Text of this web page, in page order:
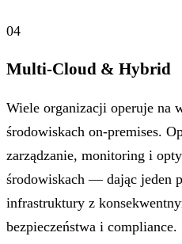
04
Multi-Cloud & Hybrid
Wiele organizacji operuje na
środowiskach on-premises.
zarządzanie, monitoring i
środowiskach — dając jeden
infrastruktury z
bezpieczeństwa i compliance.